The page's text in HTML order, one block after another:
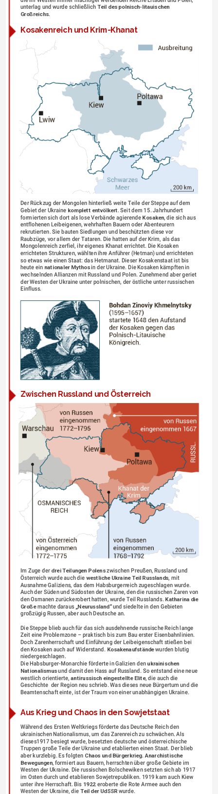
unterlag und wurde schließlich Teil des polnisch-litauischen
Großreichs.
Kosakenreich und Krim-Khanat
Der Rückzug der Mongolen hinterließ weite Teile der Steppe auf dem
Gebiet der Ukraine komplett entvölkert. Seit dem 15. Jahrhundert
formierten sich dort als lose Verbände agierende Kosaken, die sich aus
entflohenen Leibeigenen, wehrhaften Bauern oder Abenteurern
rekrutierten. Sie bauten Siedlungen und beschützten diese vor
Raubzüge, vor allem der Tataren. Die hatten auf der Krim, als das
Mongolenreich zerfiel, ihr eigenes Khanat errichtet. Die Kosaken
errichteten Strukturen, wählten ihre Anführer (Hetman) und errichteten
so etwas wie einen Staat: das Hetmanat. Dieser Kosakenstaat ist bis
heute ein nationaler Mythos in der Ukraine. Die Kosaken kämpften in
wechselnden Allianzen mit Russland und Polen. Zunehmend aber geriet
der Westen der Ukraine unter polnischen, der östliche unter russischen
Einfluss.
Zwischen Russland und Österreich
Im Zuge der drei Teilungen Polens zwischen Preußen, Russland und
Österreich wurde auch die westliche Ukraine Teil Russlands, mit
Ausnahme Galiziens, das dem Habsburgerreich zugeschlagen wurde.
Auch der Süden und Südosten der Ukraine, den die russischen Zaren von
den Osmanen zurückerobert hatten, wurde Teil Russlands. Katharina die
Große machte daraus „Neurussland“ und siedelte in den Gebieten
großzügig Russen, aber auch Deutsche an.
Die Steppe blieb auch für das sich ausdehnende russische Reich lange
Zeit eine Problemzone – praktisch bis zum Bau erster Eisenbahnlinien.
Doch Zarenherrschaft und Einführung der Leibeigenschaft stießen bei
den Kosaken auch auf Widerstand. Kosakenaufstände wurden blutig
niedergeschlagen.
Die Habsburger-Monarchie förderte in Galizien den ukrainischen
Nationalismus und damit den Hass auf Russland. So entstand eine neue
westlich orientierte, antirussisch eingestellte Elite, die auch die
Geschichte  der Region neu schrieb. Was dieses neue Bürgertum und die
Beamtenschaft einte, ist der Traum von einer unabhängigen Ukraine.
Aus Krieg und Chaos in den Sowjetstaat
Während des Ersten Weltkriegs förderte das Deutsche Reich den
ukrainischen Nationalismus, um das Zarenreich zu schwächen. Als
dieses1917 besiegt wurde, besetzten deutsche und österreichische
Truppen große Teile der Ukraine und etablierten einen Staat. Der blieb
aber kurzlebig. Es folgten Chaos und Bürgerkrieg. Anarchistische
Bewegungen, formiert aus Bauern, herrschten über große Gebiete im
Westen der Ukraine. Die russischen Bolschewiken setzten sich ab 1917
im Osten durch und etablieren Sowjetrepubliken. 1919 kam auch Kiew
unter ihre Herrschaft. Bis 1922 eroberte die Rote Armee auch den
Westen der Ukraine, die Teil der UdSSR wurde.